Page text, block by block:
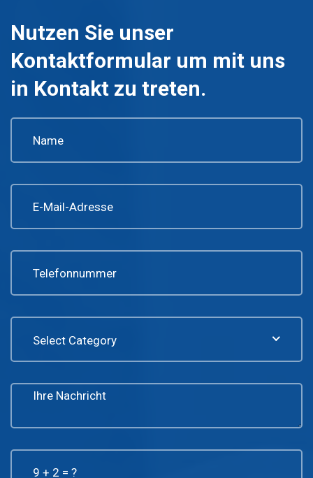
Nutzen Sie unser
Kontaktformular um mit uns
in Kontakt zu treten.
Select Category